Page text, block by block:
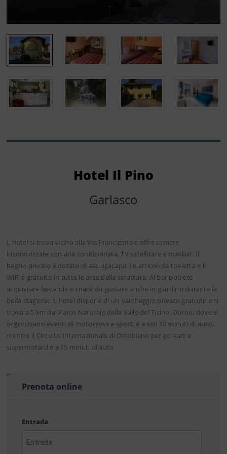
Hotel Il Pino
Garlasco
L hotel si trova vicino alla Via Francigena e offre camere
insonorizzate con aria condizionata, TV satellitare e minibar. Il
bagno privato è dotato di asciugacapelli e articoli da toeletta e il
WiFi è gratuito in tutte le aree della struttura. Al bar potrete
acquistare bevande e snack da gustare anche in giardino durante la
bella stagione. L hotel dispone di un parcheggio privato gratuito e si
trova a 5 km dal Parco Naturale della Valle del Ticino. Dorno, dove si
organizzano eventi di motocross e sport, è a soli 10 minuti di auto,
mentre il Circuito Internazionale di Ottobiano per go-kart e
supermotard è a 15 minuti di auto.
Prenota online
Entrada
AAAA